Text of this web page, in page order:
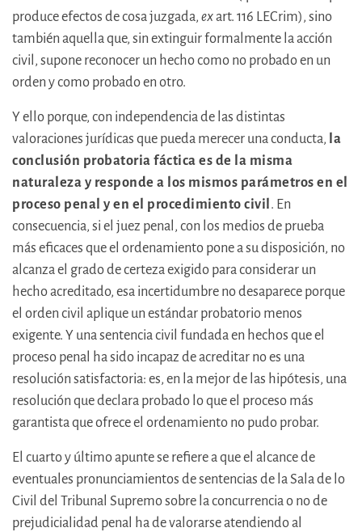
produce efectos de cosa juzgada, exart. 116 LECrim), sino
también aquella que, sin extinguir formalmente la acción
civil, supone reconocer un hecho como no probado en un
orden y como probado en otro.
Y ello porque, con independencia de las distintas
valoraciones jurídicas que pueda merecer una conducta, la
conclusión probatoria fáctica es de la misma
naturaleza y responde a los mismos parámetros en el
proceso penal y en el procedimiento civil . En
consecuencia, si el juez penal, con los medios de prueba
más eficaces que el ordenamiento pone a su disposición, no
alcanza el grado de certeza exigido para considerar un
hecho acreditado, esa incertidumbre no desaparece porque
el orden civil aplique un estándar probatorio menos
exigente. Y una sentencia civil fundada en hechos que el
proceso penal ha sido incapaz de acreditar no es una
resolución satisfactoria: es, en la mejor de las hipótesis, una
resolución que declara probado lo que el proceso más
garantista que ofrece el ordenamiento no pudo probar.
El cuarto y último apunte se refiere a que el alcance de
eventuales pronunciamientos de sentencias de la Sala de lo
Civil del Tribunal Supremo sobre la concurrencia o no de
prejudicialidad penal ha de valorarse atendiendo al